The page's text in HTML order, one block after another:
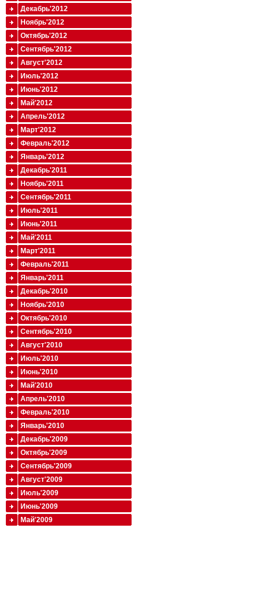
Декабрь'2012
Ноябрь'2012
Октябрь'2012
Сентябрь'2012
Август'2012
Июль'2012
Июнь'2012
Май'2012
Апрель'2012
Март'2012
Февраль'2012
Январь'2012
Декабрь'2011
Ноябрь'2011
Сентябрь'2011
Июль'2011
Июнь'2011
Май'2011
Март'2011
Февраль'2011
Январь'2011
Декабрь'2010
Ноябрь'2010
Октябрь'2010
Сентябрь'2010
Август'2010
Июль'2010
Июнь'2010
Май'2010
Апрель'2010
Февраль'2010
Январь'2010
Декабрь'2009
Октябрь'2009
Сентябрь'2009
Август'2009
Июль'2009
Июнь'2009
Май'2009